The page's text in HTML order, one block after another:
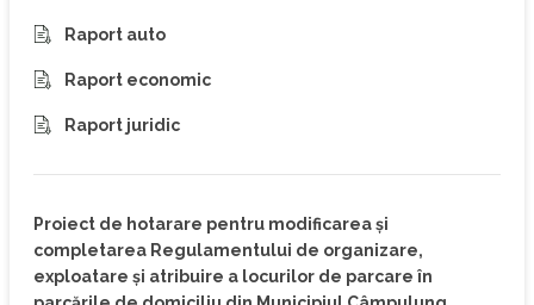
Raport auto
Raport economic
Raport juridic
Proiect de hotarare pentru modificarea și
completarea Regulamentului de organizare,
exploatare și atribuire a locurilor de parcare în